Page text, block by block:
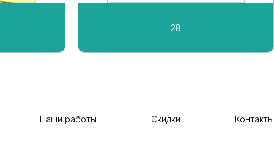
28
Наши работы Скидки Контакты